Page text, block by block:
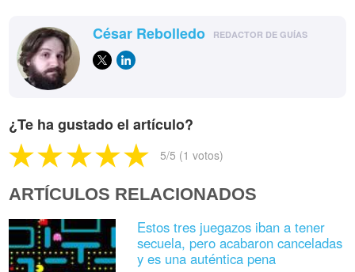
César Rebolledo REDACTOR DE GUÍAS
¿Te ha gustado el artículo?
5/5 (1 votos)
ARTÍCULOS RELACIONADOS
Estos tres juegazos iban a tener
secuela, pero acabaron canceladas
y es una auténtica pena